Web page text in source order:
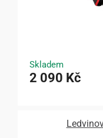
Skladem
2 090 Kč